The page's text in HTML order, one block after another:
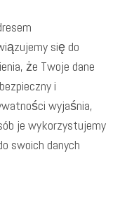
się do
że Twoje dane
i
wyjaśnia,
je wykorzystujemy
swoich danych